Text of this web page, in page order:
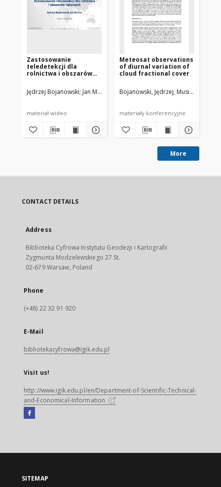
Zastosowanie
teledetekcji dla
rolnictwa i obszarów
Jędrzej Bojanowski Jan Musiał
materiał wideo
Meteosat observations
of diurnal variation of
cloud fractional cover
Bojanowski, Jędrzej Musiał, Jan
materiały konferencyjne
More
CONTACT DETAILS
Address
Biblioteka Cyfrowa Instytutu Geodezji i Kartografii
Zygmunta Modzelewskiego 27 St.
02-679 Warsaw, Poland
Phone
(+48) 22 32 91 920
E-Mail
bibliotekacyfrowa@igik.edu.pl
Visit us!
http://www.igik.edu.pl/en/Department-of-Scientific-Technical-
and-Economical-Information
Facebook
open
new
SITEMAP